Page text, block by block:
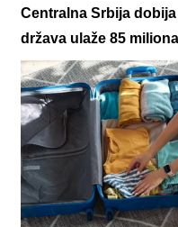
Centralna Srbija
država ulaže 85